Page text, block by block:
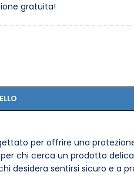
gratuita!
per offrire una
chi cerca un prodotto
desidera sentirsi sicuro e a